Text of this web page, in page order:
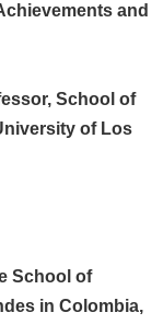
and
School of
of Los
School of
in Colombia,